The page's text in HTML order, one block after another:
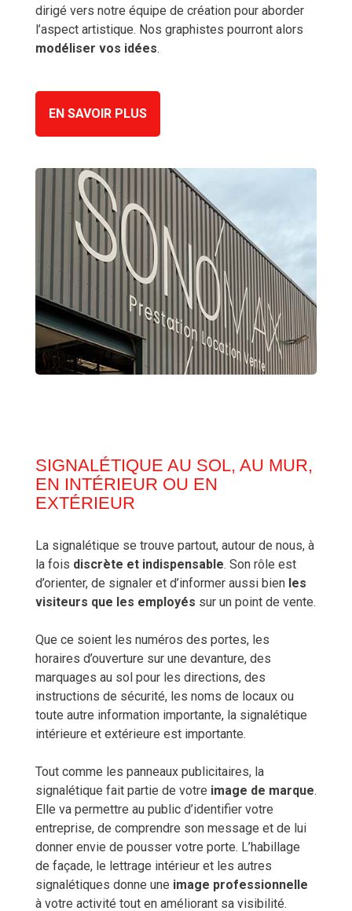
dirigé vers notre équipe de création pour aborder
l’aspect artistique. Nos graphistes pourront alors
modéliser vos idées.
EN SAVOIR PLUS
SIGNALÉTIQUE AU SOL, AU MUR,
EN INTÉRIEUR OU EN
EXTÉRIEUR
La signalétique se trouve partout, autour de nous, à
la fois discrète et indispensable. Son rôle est
d’orienter, de signaler et d’informer aussi bien les
visiteurs que les employés sur un point de vente.
Que ce soient les numéros des portes, les
horaires d’ouverture sur une devanture, des
marquages au sol pour les directions, des
instructions de sécurité, les noms de locaux ou
toute autre information importante, la signalétique
intérieure et extérieure est importante.
Tout comme les panneaux publicitaires, la
signalétique fait partie de votre image de marque.
Elle va permettre au public d’identifier votre
entreprise, de comprendre son message et de lui
donner envie de pousser votre porte. L’habillage
de façade, le lettrage intérieur et les autres
signalétiques donne une image professionnelle
à votre activité tout en améliorant sa visibilité.